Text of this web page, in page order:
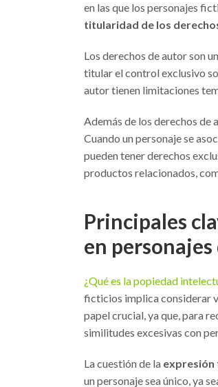
en las que los personajes
titularidad de los
Los derechos de autor son
titular el control exclusivo
autor tienen limitaciones
Además de los derechos de
Cuando un personaje se
pueden tener derechos
productos relacionados,
Principales
en
¿Qué es la popiedad
ficticios implica considerar
papel crucial, ya que, para
similitudes excesivas con
La cuestión de la expresión
un personaje sea único, ya